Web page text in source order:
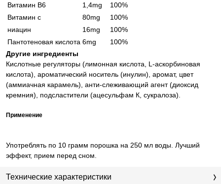
Витамин В6
1,4mg
100%
Витамин с
80mg
100%
ниацин
16mg
100%
Пантотеновая кислота 6mg
100%
Другие ингредиенты
Кислотные регуляторы (лимонная кислота, L-аскорбиновая
кислота), ароматический носитель (инулин), аромат, цвет
(аммиачная карамель), анти-слеживающий агент (диоксид
кремния), подсластители (ацесульфам К, сукралоза).
Применение
Употреблять по 10 грамм порошка на 250 мл воды. Лучший
эффект, прием перед сном.
Технические характеристики